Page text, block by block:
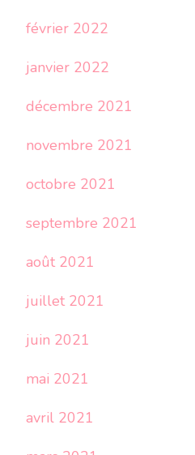
février 2022
janvier 2022
décembre 2021
novembre 2021
octobre 2021
septembre 2021
août 2021
juillet 2021
juin 2021
mai 2021
avril 2021